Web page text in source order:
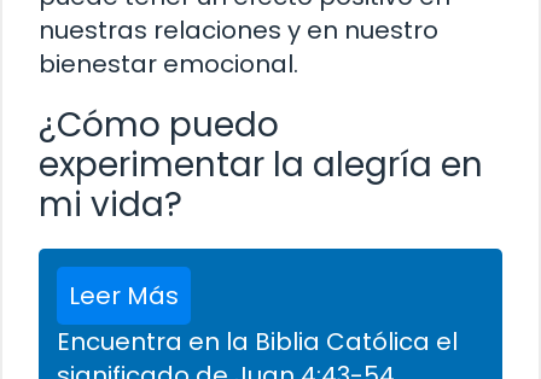
nuestras relaciones y en nuestro
bienestar emocional.
¿Cómo puedo
experimentar la alegría en
mi vida?
Leer Más
Encuentra en la Biblia Católica el